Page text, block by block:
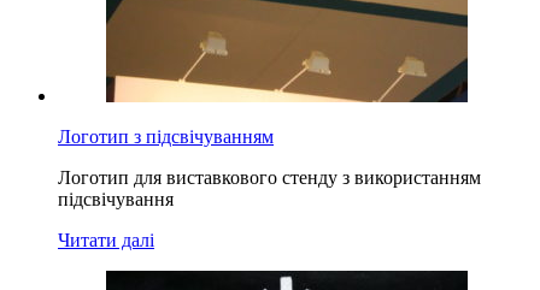
Логотип з підсвічуванням
Логотип для виставкового стенду з використанням
підсвічування
Читати далі